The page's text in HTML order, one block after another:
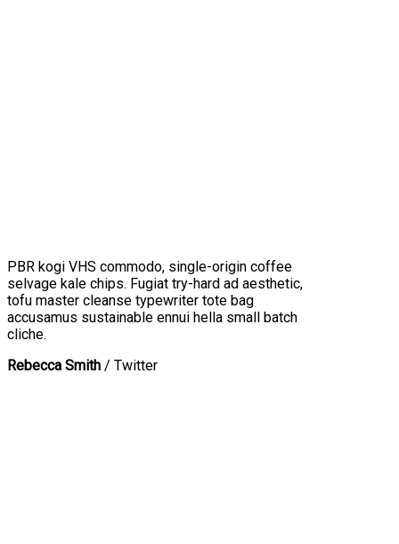
PBR kogi VHS commodo, single-origin coffee
selvage kale chips. Fugiat try-hard ad aesthetic,
tofu master cleanse typewriter tote bag
accusamus sustainable ennui hella small batch
cliche.
Rebecca Smith / Twitter